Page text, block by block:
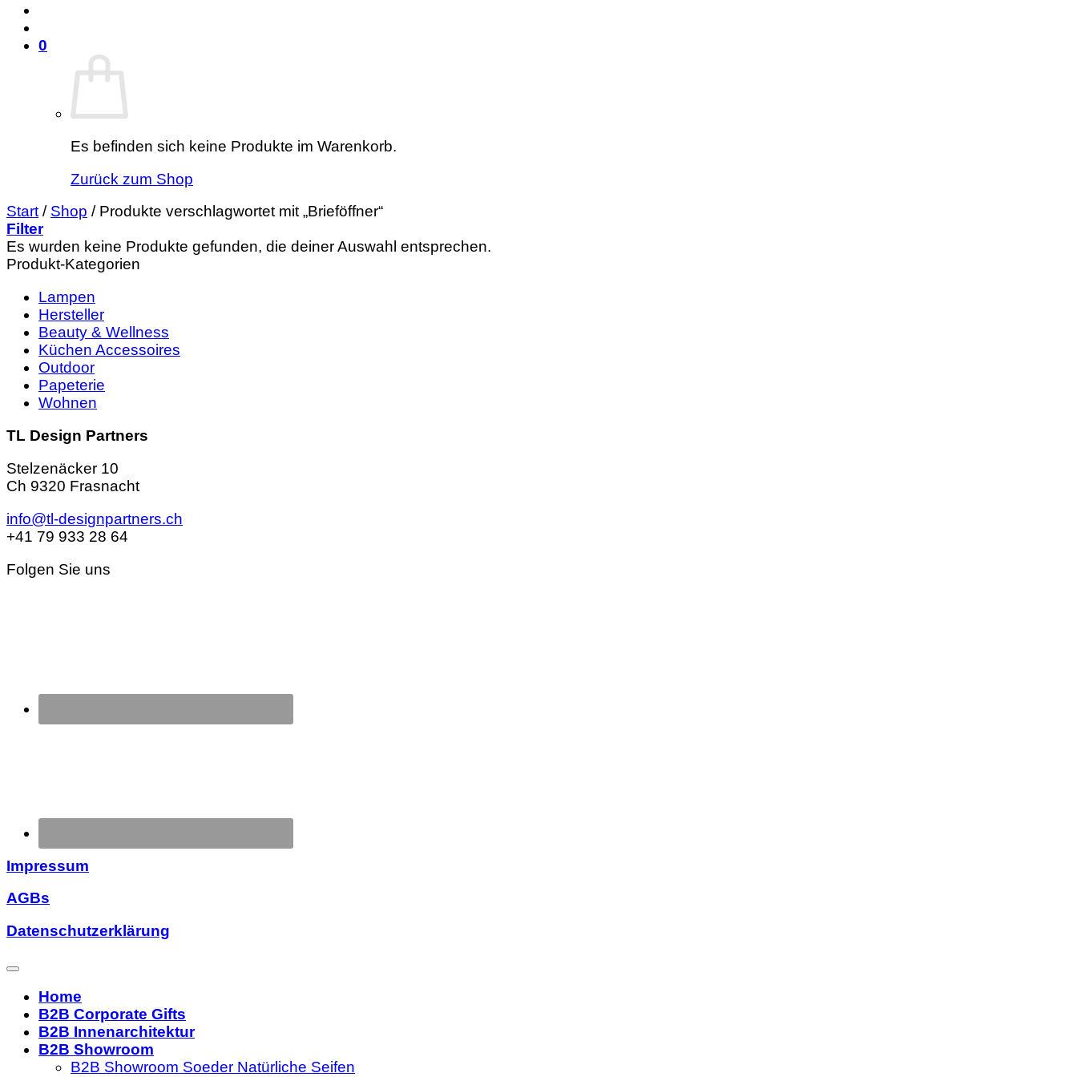
0
Es befinden sich keine Produkte im Warenkorb.
Zurück zum Shop
Start / Shop /Produkte verschlagwortet mit „Brieföffner“
Filter
Es wurden keine Produkte gefunden, die deiner Auswahl entsprechen.
Produkt-Kategorien
Lampen
Hersteller
Beauty & Wellness
Küchen Accessoires
Outdoor
Papeterie
Wohnen
TL Design Partners
Stelzenäcker 10
Ch 9320 Frasnacht
info@tl-designpartners.ch
+41 79 933 28 64
Folgen Sie uns
Impressum
AGBs
Datenschutzerklärung
Home
B2B Corporate Gifts
B2B Innenarchitektur
B2B Showroom
B2B Showroom Soeder Natürliche Seifen